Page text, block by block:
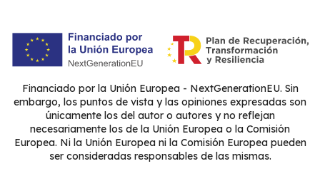
Financiado por la Unión Europea - NextGenerationEU. Sin
embargo, los puntos de vista y las opiniones expresadas son
únicamente los del autor o autores y no reflejan
necesariamente los de la Unión Europea o la Comisión
Europea. Ni la Unión Europea ni la Comisión Europea pueden
ser consideradas responsables de las mismas.